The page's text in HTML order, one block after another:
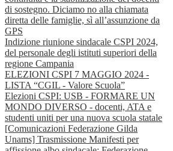
di sostegno. Diciamo no alla chiamata
diretta delle famiglie, sì all’assunzione da
GPS
Indizione riunione sindacale CSPI 2024,
del personale degli istituti superiori della
regione Campania
ELEZIONI CSPI 7 MAGGIO 2024 -
LISTA “CGIL - Valore Scuola”
Elezioni CSPI: USB - FORMARE UN
MONDO DIVERSO - docenti, ATA e
studenti uniti per una nuova scuola statale
[Comunicazioni Federazione Gilda
Unams] Trasmissione Manifesti per